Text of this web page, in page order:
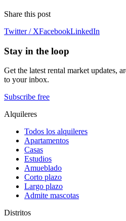
Share this post
Twitter / XFacebookLinkedIn
Stay in the loop
Get the latest rental market updates,
to your inbox.
Subscribe free
Alquileres
Todos los alquileres
Apartamentos
Casas
Estudios
Amueblado
Corto plazo
Largo plazo
Admite mascotas
Distritos